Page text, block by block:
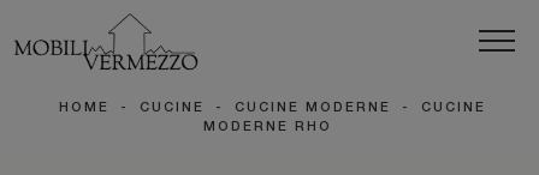
HOME - CUCINE - CUCINE MODERNE -
CUCINE
MODERNE RHO